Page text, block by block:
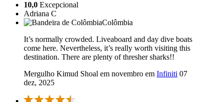
10,0 Excepcional
Adriana C
Colômbia
It’s normally crowded. Liveaboard and day dive boats
come here. Nevertheless, it’s really worth visiting this
destination. There are plenty of thresher sharks!!
Mergulho Kimud Shoal em novembro em Infiniti 07
dez, 2025